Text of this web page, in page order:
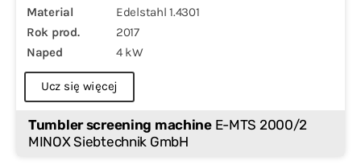
Material
Edelstahl 1.4301
Rok prod.
2017
Naped
4 kW
Ucz się więcej
Tumbler screening machineE-MTS 2000/2
MINOX Siebtechnik GmbH